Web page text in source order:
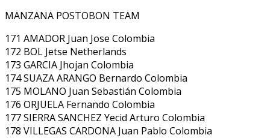
MANZANA POSTOBON TEAM
171 AMADOR Juan Jose Colombia
172 BOL Jetse Netherlands
173 GARCIA Jhojan Colombia
174 SUAZA ARANGO Bernardo Colombia
175 MOLANO Juan Sebastián Colombia
176 ORJUELA Fernando Colombia
177 SIERRA SANCHEZ Yecid Arturo Colombia
178 VILLEGAS CARDONA Juan Pablo Colombia